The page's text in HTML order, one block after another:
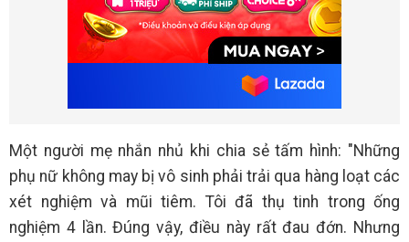
Một người mẹ nhắn nhủ khi chia sẻ tấm hình: "Những
phụ nữ không may bị vô sinh phải trải qua hàng loạt các
xét nghiệm và mũi tiêm. Tôi đã thụ tinh trong ống
nghiệm 4 lần. Đúng vậy, điều này rất đau đớn. Nhưng